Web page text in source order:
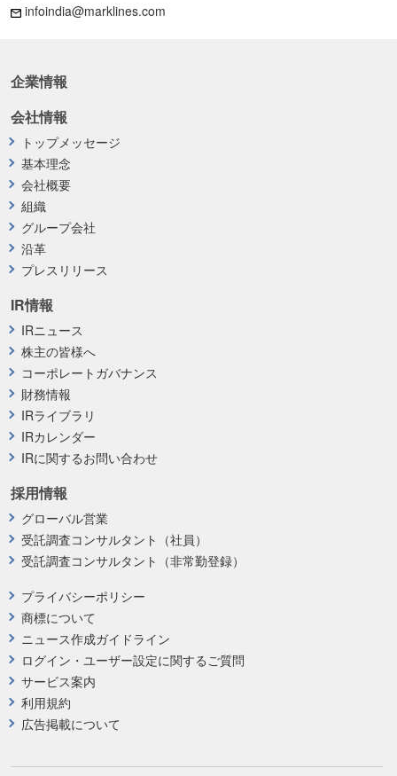
infoindia@marklines.com
企業情報
プライバシーポリシー
商標について
ニュース作成ガイドライン
ログイン・ユーザー設定に関するご質問
サービス案内
利用規約
広告掲載について
採用情報
グローバル営業
受託調査コンサルタント（社員）
受託調査コンサルタント（非常勤登録）
会社情報
トップメッセージ
基本理念
会社概要
組織
グループ会社
沿革
プレスリリース
IR情報
IRニュース
株主の皆様へ
コーポレートガバナンス
財務情報
IRライブラリ
IRカレンダー
IRに関するお問い合わせ